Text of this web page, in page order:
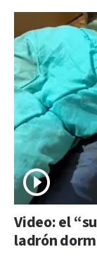
Video: el
ladrón